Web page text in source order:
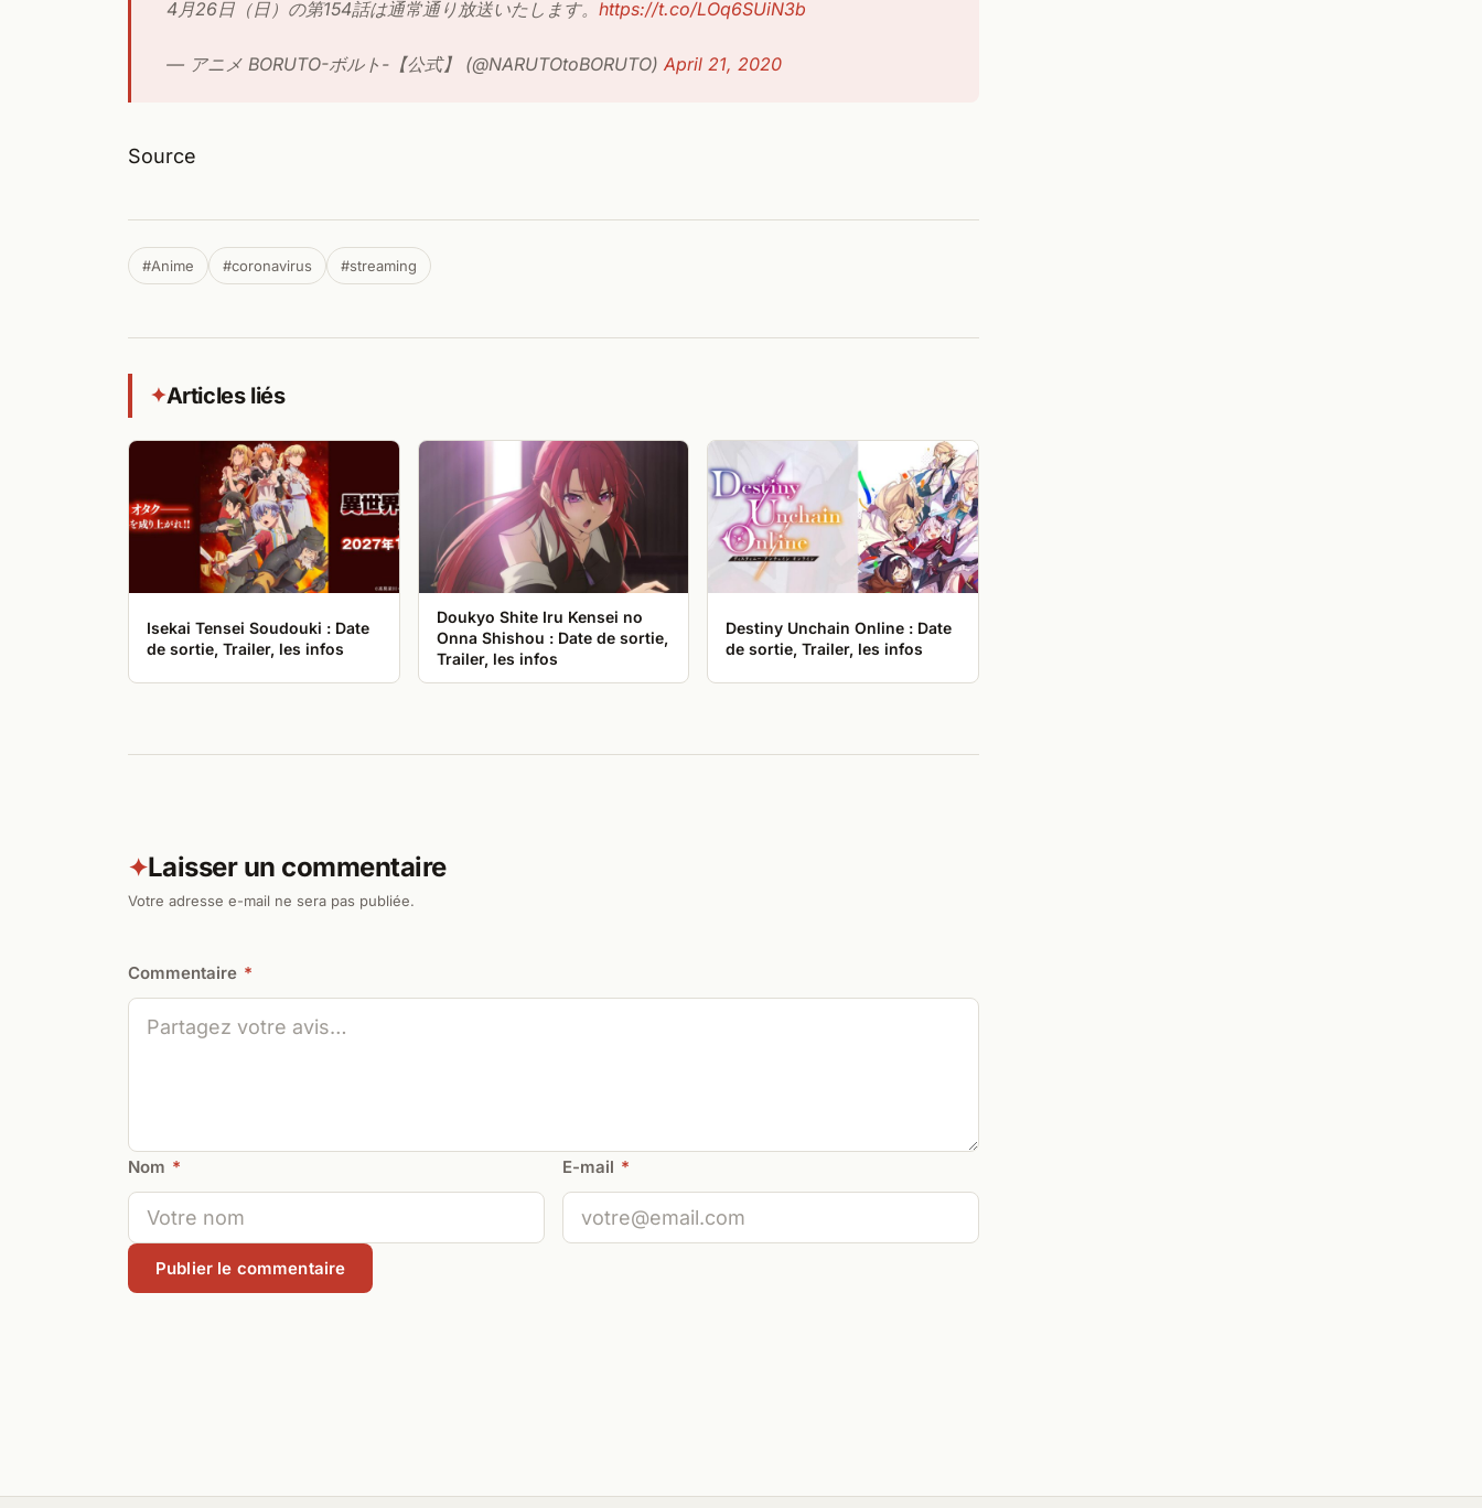
4月26日（日）の第154話は通常通り放送いたします。 https://t.co/LOq6SUiN3b
— アニメ BORUTO-ボルト-【公式】 (@NARUTOtoBORUTO) April 21, 2020
Source
#Anime #coronavirus #streaming
✦Articles liés
Isekai Tensei Soudouki : Date
de sortie, Trailer, les infos
Doukyo Shite Iru Kensei no
Onna Shishou : Date de sortie,
Trailer, les infos
Destiny Unchain Online : Date
de sortie, Trailer, les infos
✦Laisser un commentaire
Votre adresse e-mail ne sera pas publiée.
Commentaire *
Nom * E-mail *